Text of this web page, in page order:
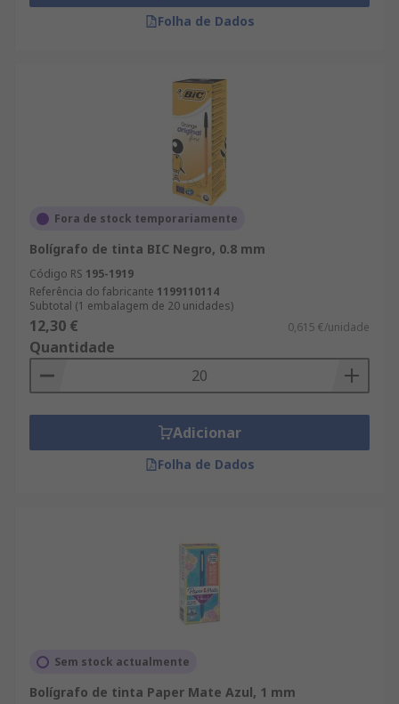
Folha de Dados
Fora de stock temporariamente
Bolígrafo de tinta BIC Negro, 0.8 mm
Código RS 195-1919
Referência do fabricante 1199110114
Subtotal (1 embalagem de 20 unidades)
12,30 € 0,615 €/unidade
Quantidade
Adicionar
Folha de Dados
Sem stock actualmente
Bolígrafo de tinta Paper Mate Azul, 1 mm